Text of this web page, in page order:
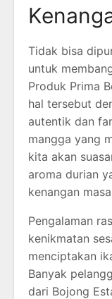
Tidak bisa
untuk
Produk Prima
hal tersebut
autentik dan
mangga yang
kita akan
aroma durian
kenangan
Pengalaman
kenikmatan
menciptakan
Banyak
dari Bojong